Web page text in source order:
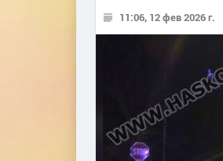
11:06, 12 фев 2026 г.